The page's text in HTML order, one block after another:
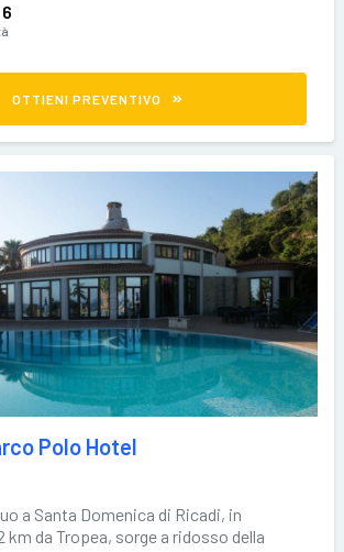
6
OTTIENI PREVENTIVO
Polo Hotel
a Santa Domenica di Ricadi, in
km da Tropea, sorge a ridosso della